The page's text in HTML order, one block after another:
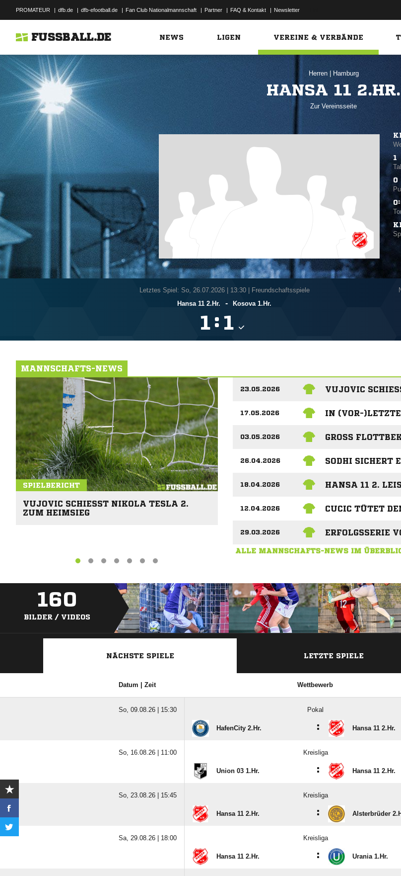
PROMATEUR | dfb.de | dfb-efootball.de | Fan Club Nationalmannschaft | Partner | FAQ & Kontakt | Newsletter
FUSSBALL.DE NEWS LIGEN VEREINE & VERBÄNDE
Herren Hamburg
HANSA 11 2.HR.
Zur Vereinsseite
1
0
Letztes Spiel: So, 26.07.2026| 13:30 | Freundschaftsspiele
Hansa 11 2.Hr.
- Kosova 1.Hr.
 : 
MANNSCHAFTS-NEWS
SPIELBERICHT
VUJOVIC SCHIESST NIKOLA TESLA 2. Z
UM HEIMSIEG
23.05.2026 VUJOVIC
17.05.2026 IN (VOR-
03.05.2026 GROSS
26.04.2026 SODHI SICHERT
18.04.2026 HANSA 11 2.
12.04.2026 CUCIC TÜTET
29.03.2026 ERFOLGSSERIE
ALLE MANNSCHAFTS-NEWS IM
160
BILDER / VIDEOS
NÄCHSTE SPIELE LETZTE SPIELE
Datum | Zeit Wettbewerb
So, 09.08.26 | 15:30 Pokal
HafenCity 2.Hr. : Hansa 11 2.Hr.
So, 16.08.26 | 11:00 Kreisliga
Union 03 1.Hr. : Hansa 11 2.Hr.
So, 23.08.26 | 15:45 Kreisliga
Hansa 11 2.Hr. : Alsterbrüder
Sa, 29.08.26 | 18:00 Kreisliga
Hansa 11 2.Hr. : Urania 1.Hr.